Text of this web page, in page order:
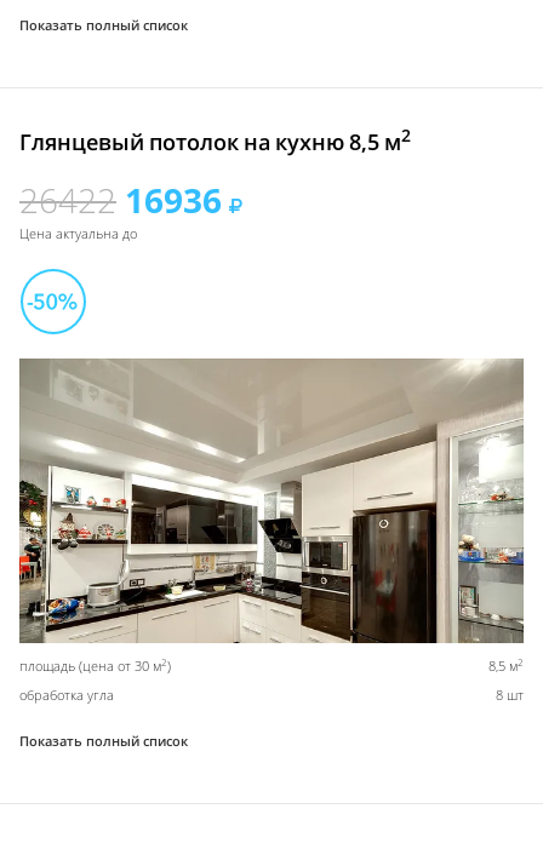
Показать полный список
Глянцевый потолок на кухню 8,5 м2
26422 16936
Цена актуальна до
площадь (цена от 30 м2) 8,5 м2
обработка угла 8 шт
Показать полный список